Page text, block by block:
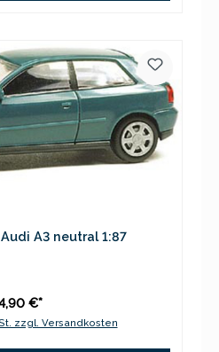
A3 neutral 1:87
€*
zzgl. Versandkosten